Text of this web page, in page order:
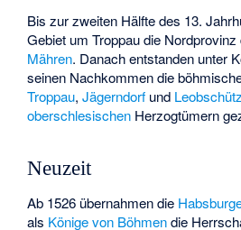
Bis zur zweiten Hälfte des 13.
Gebiet um Troppau die Nordprovinz
Mähren. Danach entstanden unter
seinen Nachkommen die
Troppau,Jägerndorf und Leobschütz
oberschlesischen Herzogtümern
Neuzeit
Ab 1526 übernahmen die
als Könige von Böhmendie